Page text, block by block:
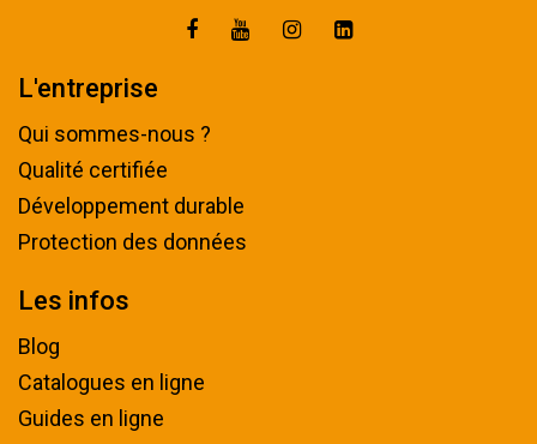
L'entreprise
Qui sommes-nous ?
Qualité certifiée
Développement durable
Protection des données
Les infos
Blog
Catalogues en ligne
Guides en ligne